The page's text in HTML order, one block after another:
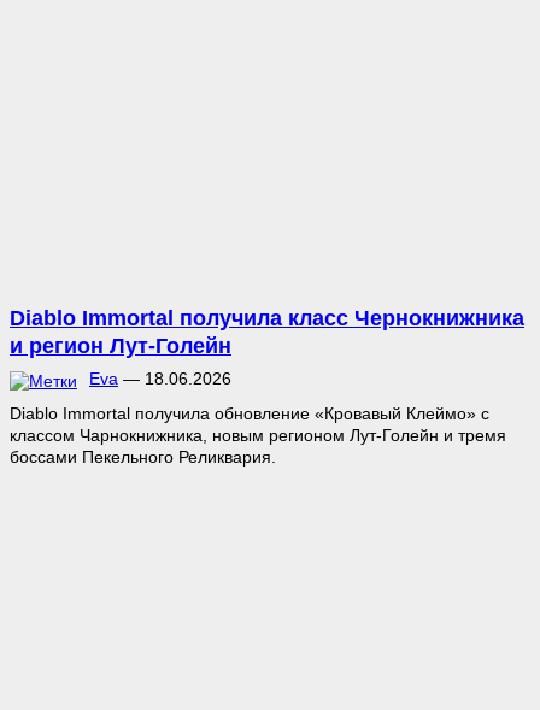
Diablo Immortal получила класс Чернокнижника
и регион Лут-Голейн
Eva — 18.06.2026
Diablo Immortal получила обновление «Кровавый Клеймо» с
классом Чарнокнижника, новым регионом Лут-Голейн и тремя
боссами Пекельного Реликвария.